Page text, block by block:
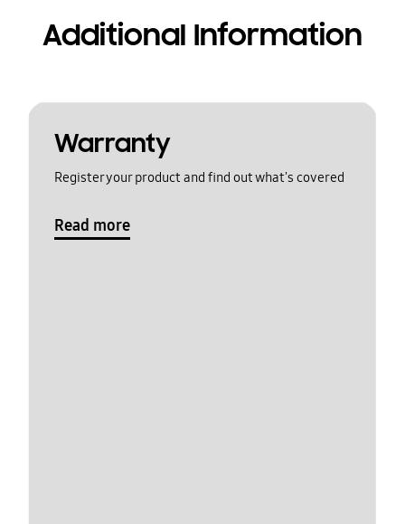
Additional Information
Warranty
Register your product and find out what's covered
Read more